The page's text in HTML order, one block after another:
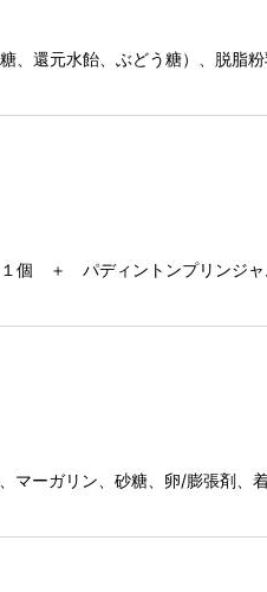
、還元水飴、ぶどう糖）、脱脂
１個 ＋ パディントンプリン
マーガリン、砂糖、卵/膨張剤、